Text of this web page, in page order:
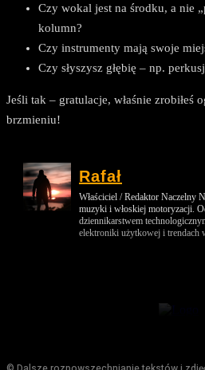
Czy wokal jest na środku, a nie
kolumn?
Czy instrumenty mają swoje
Czy słyszysz głębię – np.
Jeśli tak – gratulacje, właśnie zrobiłeś
brzmieniu!
Rafał
Właściciel / Redaktor Naczelny
muzyki i włoskiej motoryzacji.
dziennikarstwem
elektroniki użytkowej i trendach